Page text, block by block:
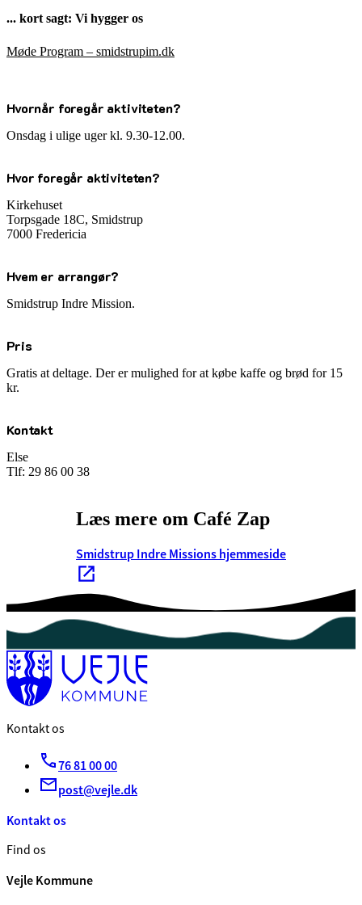
... kort sagt: Vi hygger os
Møde Program – smidstrupim.dk
Hvornår foregår aktiviteten?
Onsdag i ulige uger kl. 9.30-12.00.
Hvor foregår aktiviteten?
Kirkehuset
Torpsgade 18C, Smidstrup
7000 Fredericia
Hvem er arrangør?
Smidstrup Indre Mission.
Pris
Gratis at deltage. Der er mulighed for at købe kaffe og brød for 15
kr.
Kontakt
Else
Tlf: 29 86 00 38
Læs mere om Café Zap
Smidstrup Indre Missions hjemmeside
Kontakt os
76 81 00 00
post@vejle.dk
Kontakt os
Find os
Vejle Kommune